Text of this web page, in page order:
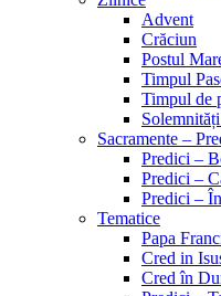
Advent
Crăciun
Postul
Timpul
Timpul de
Sacramente –
Predici –
Predici –
Predici –
Tematice
Papa
Cred in
Cred în